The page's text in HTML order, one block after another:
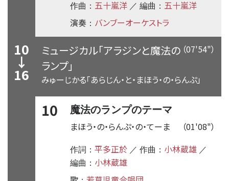
作曲： 五十嵐洋 ／ 編曲： 五十嵐洋
演奏 ： バンブーオーケストラ
10
↓
16
（07'54"）
ミュージカル「アラジンと魔法の
ランプ」
みゅーじかる「あらじん・と・まほう・の・らんぷ」
10 魔法のランプのテーマ
（01'08"）
まほう・の・らんぷ・の・てーま
作詞： 平多正於 ／ 作曲： 小林蔵雄 ／
編曲： 小林蔵雄